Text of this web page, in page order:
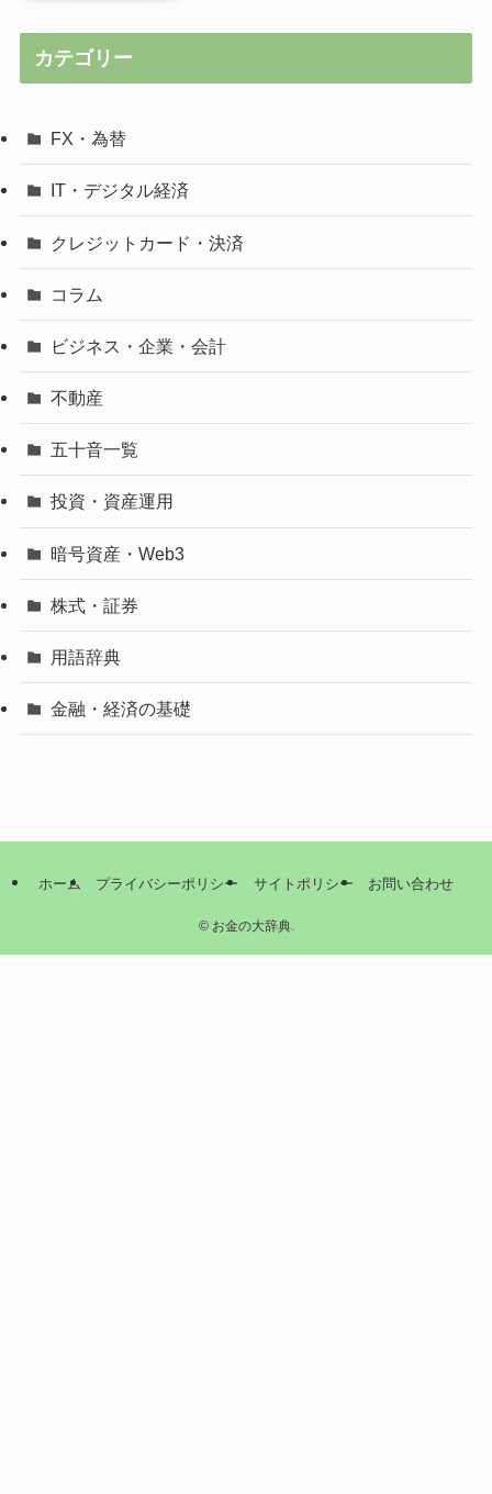
カテゴリー
FX・為替
IT・デジタル経済
クレジットカード・決済
コラム
ビジネス・企業・会計
不動産
五十音一覧
投資・資産運用
暗号資産・Web3
株式・証券
用語辞典
金融・経済の基礎
ホーム プライバシーポリシー サイトポリシー お問い合わせ
©お金の大辞典.